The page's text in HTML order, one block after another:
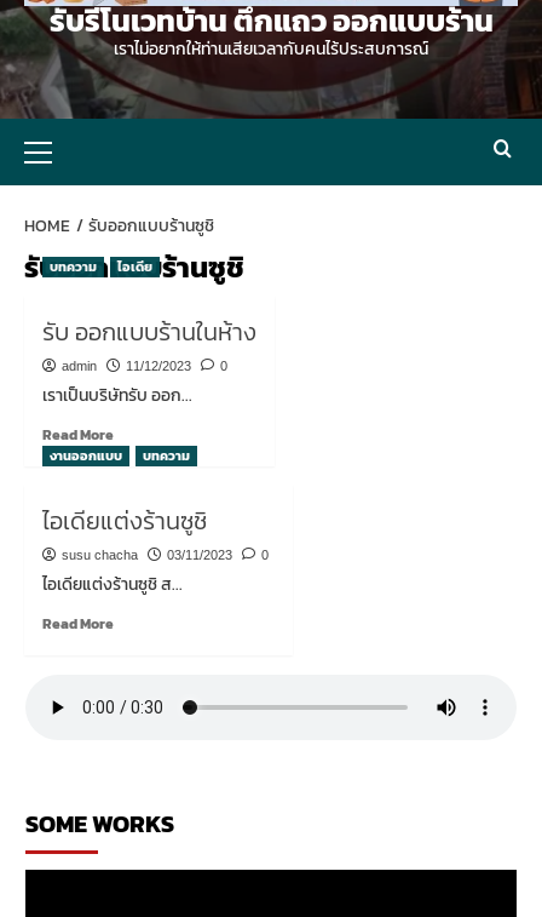
รับรีโนเวทบ้าน ตึกแถว ออกแบบร้าน
เราไม่อยากให้ท่านเสียเวลากับคนไร้ประสบการณ์
Menu
HOME รับออกแบบร้านซูชิ
รับออกแบบร้านซูชิ
บทความ ไอเดีย
รับ ออกแบบร้านในห้าง
admin 11/12/2023 0
เราเป็นบริษัทรับ ออก...
Read MoreRead
more
ออกแบบ
ร้าน
ห้าง
งานออกแบบ บทความ
ไอเดียแต่งร้านซูชิ
susu chacha 03/11/2023 0
ไอเดียแต่งร้านซูชิ ส...
Read MoreRead
เดีย
SOME WORKS